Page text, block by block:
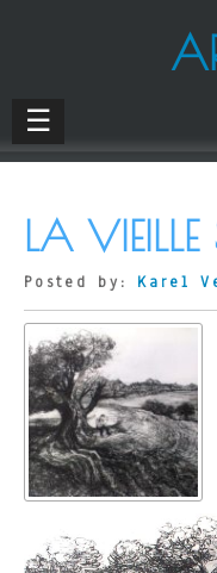
☰
LA
Posted by: Karel